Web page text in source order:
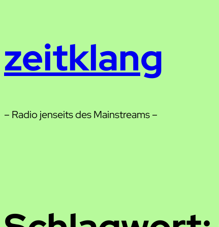
zeitklang
– Radio jenseits des Mainstreams –